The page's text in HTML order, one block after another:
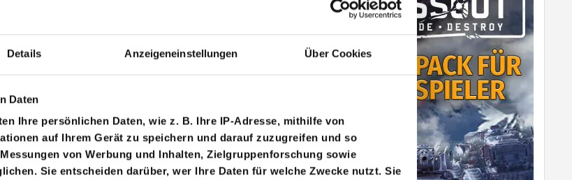
Details Anzeigeneinstellungen Über Cookies
Daten
Ihre persönlichen Daten, wie z. B. Ihre IP-Adresse, mithilfe von
auf Ihrem Gerät zu speichern und darauf zuzugreifen und so
von Werbung und Inhalten, Zielgruppenforschung sowie
Sie entscheiden darüber, wer Ihre Daten für welche Zwecke nutzt. Sie
Ab 12 Jahren
Ab 16 Jahren
YOUTUBE™ KOSTENLOS
YOUTUBE™ KOSTENLOS